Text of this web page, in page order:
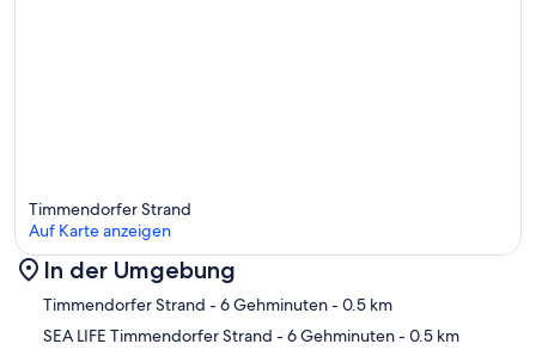
Karte
Timmendorfer Strand
Auf Karte anzeigen
In der Umgebung
Timmendorfer Strand - 6 Gehminuten- 0.5 km
SEA LIFE Timmendorfer Strand - 6 Gehminuten- 0.5 km